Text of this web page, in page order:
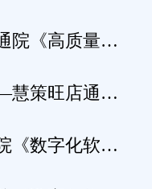
院《高质量数
》
策旺店通生
《数字化软件
工作